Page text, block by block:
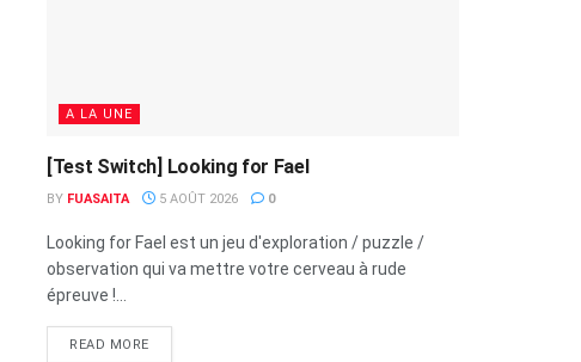
A LA UNE
[Test Switch] Looking for Fael
BY FUASAITA 5 AOÛT 2026 0
Looking for Fael est un jeu d'exploration / puzzle /
observation qui va mettre votre cerveau à rude
épreuve !...
READ MORE